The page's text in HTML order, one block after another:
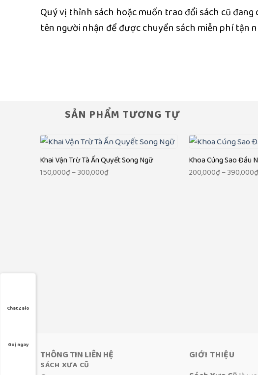
Quý vị thỉnh sách hoặc muốn trao đổi sách cũ đang
tên người nhận để được chuyển sách miễn phí tận
SẢN PHẨM TƯƠNG TỰ
Khai Vận Trừ Tà Ấn Quyết Song Ngữ
150,000₫–300,000₫Khoảng
Khoa Cúng Sao Đầu
200,000₫–390,000₫
THÔNG TIN LIÊN HỆ
SÁCH XƯA CŨ
GIỚI THIỆU
Chat Zalo
Goị ngay